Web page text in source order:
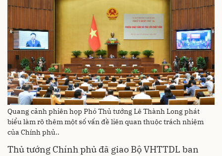
Quang cảnh phiên họp Phó Thủ tướng Lê Thành Long phát
biểu làm rõ thêm một số vấn đề liên quan thuộc trách nhiệm
của Chính phủ..
Thủ tướng Chính phủ đã giao Bộ VHTTDL ban